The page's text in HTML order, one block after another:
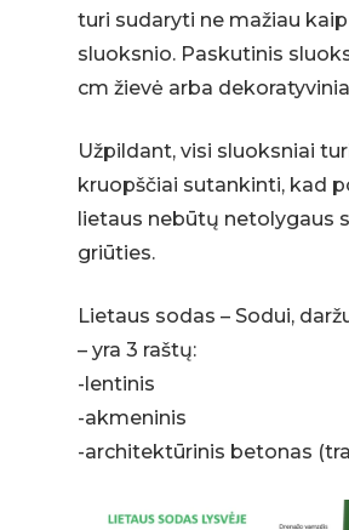
turi sudaryti ne mažiau
sluoksnio. Paskutinis
cm žievė arba
Užpildant, visi sluoksniai
kruopščiai sutankinti, kad
lietaus nebūtų netolygaus
griūties.
Lietaus sodas – Sodui,
– yra 3 raštų:
-lentinis
-akmeninis
-architektūrinis betonas